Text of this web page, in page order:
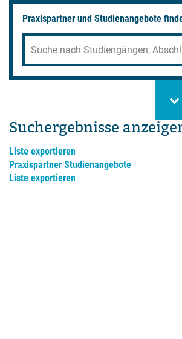
Praxispartner und Studienangebote
Suchergebnisse
Liste exportieren
Praxispartner Studienangebote
Liste exportieren